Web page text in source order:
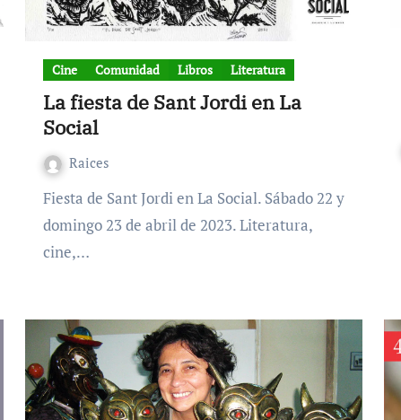
Cine Comunidad Libros Literatura
La fiesta de Sant Jordi en La
Social
Raices
Fiesta de Sant Jordi en La Social. Sábado 22 y
domingo 23 de abril de 2023. Literatura,
cine,…